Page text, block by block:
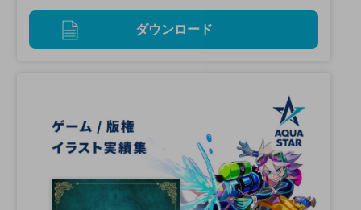
ダウンロード